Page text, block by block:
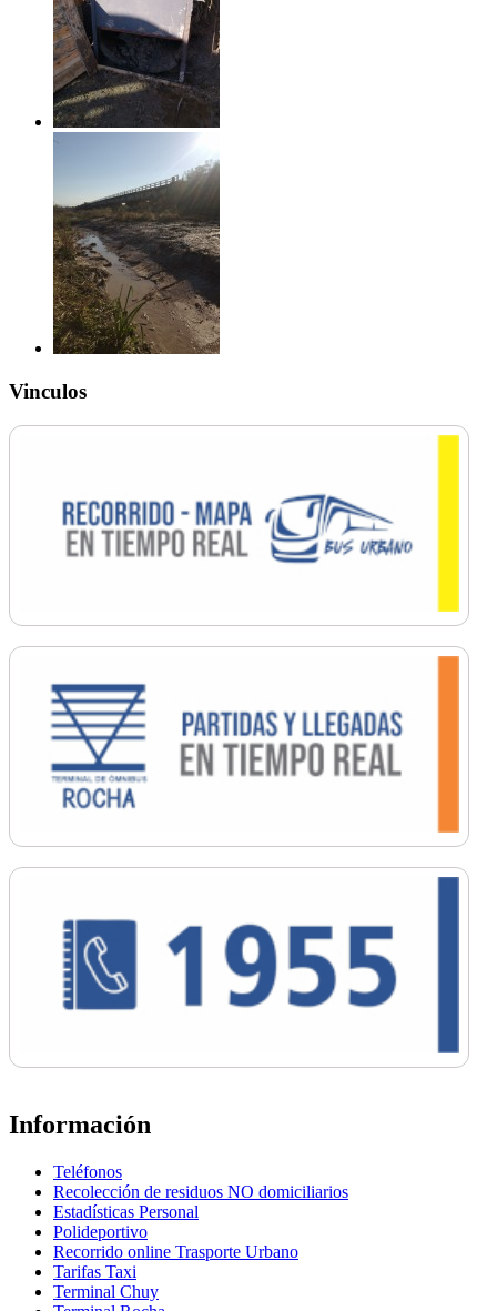
Vinculos
Información
Teléfonos
Recolección de residuos NO domiciliarios
Estadísticas Personal
Polideportivo
Recorrido online Trasporte Urbano
Tarifas Taxi
Terminal Chuy